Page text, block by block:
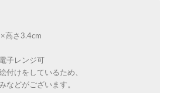
高さ3.4cm
子レンジ可
付けをしているため、
などがございます。